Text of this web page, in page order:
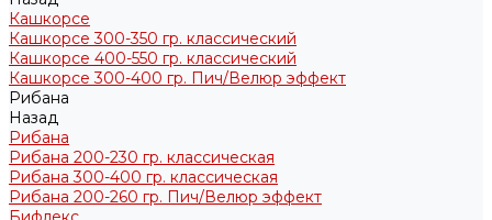
Кашкорсе
Кашкорсе 300-350 гр. классический
Кашкорсе 400-550 гр. классический
Кашкорсе 300-400 гр. Пич/Велюр эффект
Рибана
Назад
Рибана
Рибана 200-230 гр. классическая
Рибана 300-400 гр. классическая
Рибана 200-260 гр. Пич/Велюр эффект